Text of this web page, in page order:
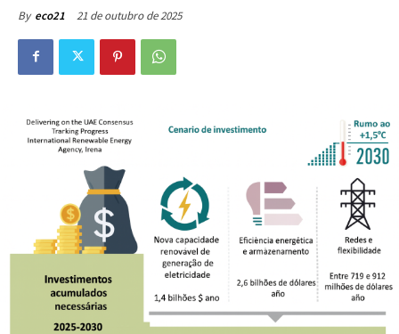
By eco21 21 de outubro de 2025